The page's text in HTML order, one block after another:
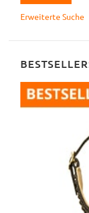
Erweiterte Suche